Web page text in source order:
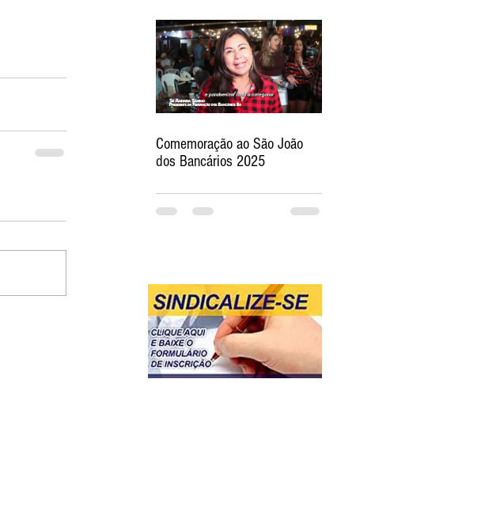
Comemoração ao São João
dos Bancários 2025